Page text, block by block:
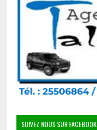
SUIVEZ NOUS SUR FACEBOOK